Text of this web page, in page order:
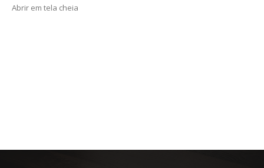
Abrir em tela cheia